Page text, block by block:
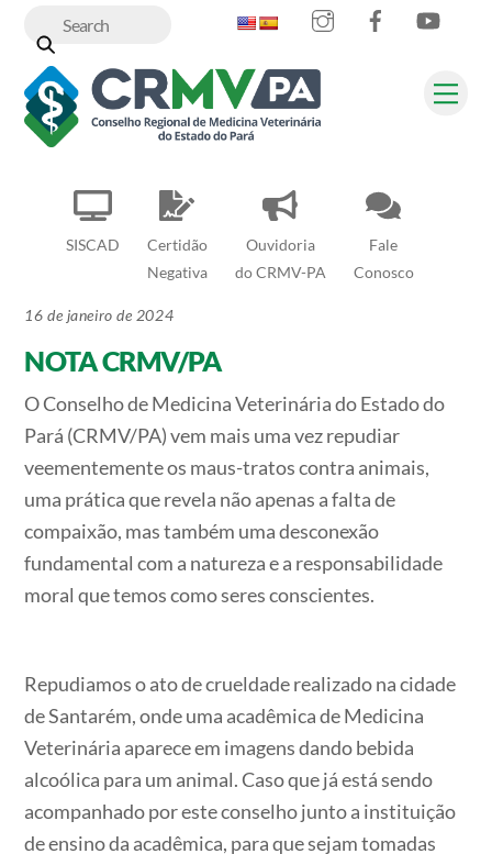
content
SISCAD
Certidão
Negativa
Ouvidoria
do CRMV-PA
Fale
Conosco
InstagramFacebook
16 de janeiro de 2024
NOTA CRMV/PA
O Conselho de Medicina Veterinária do Estado do
Pará (CRMV/PA) vem mais uma vez repudiar
veementemente os maus-tratos contra animais,
uma prática que revela não apenas a falta de
compaixão, mas também uma desconexão
fundamental com a natureza e a responsabilidade
moral que temos como seres conscientes.
Repudiamos o ato de crueldade realizado na cidade
de Santarém, onde uma acadêmica de Medicina
Veterinária aparece em imagens dando bebida
alcoólica para um animal. Caso que já está sendo
acompanhado por este conselho junto a instituição
de ensino da acadêmica, para que sejam tomadas